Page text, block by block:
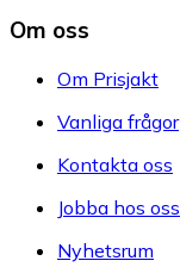
Om oss
Om Prisjakt
Vanliga frågor
Kontakta oss
Jobba hos oss
Nyhetsrum